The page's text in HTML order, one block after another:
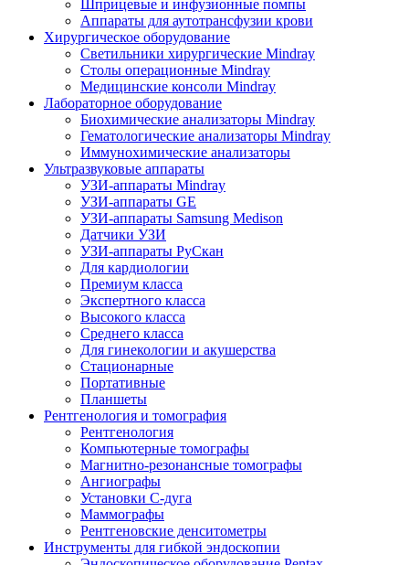
Шприцевые и инфузионные помпы
Аппараты для аутотрансфузии крови
Хирургическое оборудование
Светильники хирургические Mindray
Столы операционные Mindray
Медицинские консоли Mindray
Лабораторное оборудование
Биохимические анализаторы Mindray
Гематологические анализаторы Mindray
Иммунохимические анализаторы
Ультразвуковые аппараты
УЗИ-аппараты Mindray
УЗИ-аппараты GE
УЗИ-аппараты Samsung Medison
Датчики УЗИ
УЗИ-аппараты РуСкан
Для кардиологии
Премиум класса
Экспертного класса
Высокого класса
Среднего класса
Для гинекологии и акушерства
Стационарные
Портативные
Планшеты
Рентгенология и томография
Рентгенология
Компьютерные томографы
Магнитно-резонансные томографы
Ангиографы
Установки С-дуга
Маммографы
Рентгеновские денситометры
Инструменты для гибкой эндоскопии